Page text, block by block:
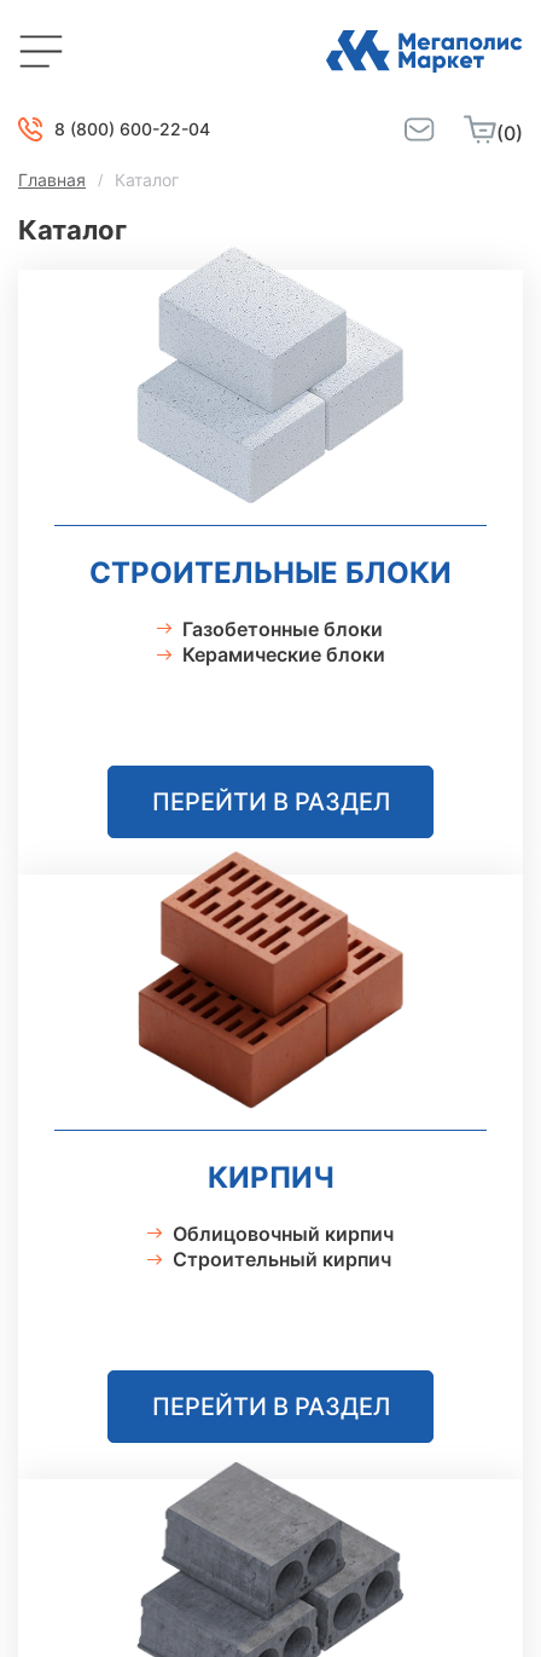
8 (800) 600-22-04 (0)
Главная Каталог
Каталог
СТРОИТЕЛЬНЫЕ БЛОКИ
Газобетонные блоки
Керамические блоки
ПЕРЕЙТИ В РАЗДЕЛ
КИРПИЧ
Облицовочный кирпич
Строительный кирпич
ПЕРЕЙТИ В РАЗДЕЛ